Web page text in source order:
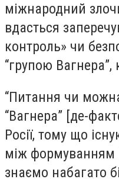
міжнародний
вдасться
контроль» чи
“групою
“Питання чи
“Вагнера” [де-
Росії, тому що
між формуванням
знаємо набагато